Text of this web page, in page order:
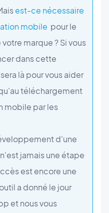
est-ce nécessaire
mobile pour le
marque ? Si vous
dans cette
là pour vous aider
téléchargement
mobile par les
d'une
jamais une étape
est encore une
a donné le jour
et nous vous